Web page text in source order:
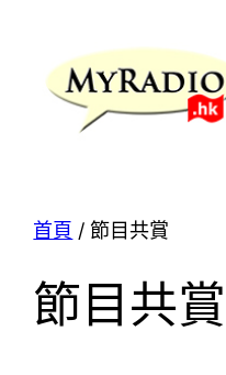
首頁 / 節目共賞
節目共賞